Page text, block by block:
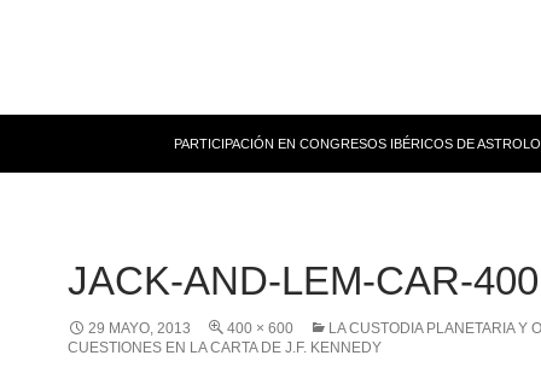
PARTICIPACIÓN EN CONGRESOS IBÉRICOS DE
JACK-AND-LEM-CAR-400
29 MAYO, 2013 400 × 600
LA CUSTODIA PLANETARIA Y
CUESTIONES EN LA CARTA DE J.F. KENNEDY